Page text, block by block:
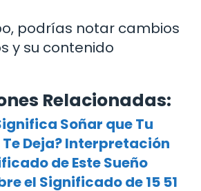
podrías notar cambios
y su contenido
Relacionadas:
Soñar que Tu
Deja? Interpretación
de Este Sueño
el Significado de 15 51